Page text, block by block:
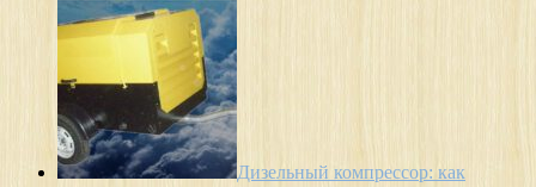
Дизельный компрессор: как